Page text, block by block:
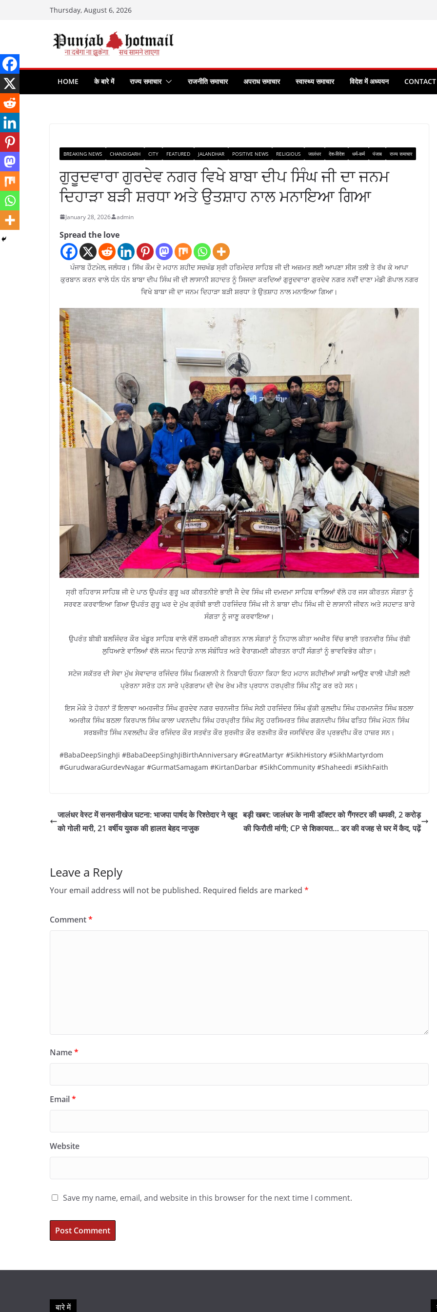
Thursday, August 6, 2026
HOME के बारे में राज्य समाचार राजनीति समाचार अपराध समाचार स्वास्थ्य समाचार विदेश में अध्ययन CONTACT
BREAKING NEWS CHANDIGARH CITY FEATURED JALANDHAR POSITIVE NEWS RELIGIOUS जालंधर देश-विदेश धर्म-कर्म पंजाब राज्य समाचार
ਗੁਰੂਦਵਾਰਾ ਗੁਰਦੇਵ ਨਗਰ ਵਿਖੇ ਬਾਬਾ ਦੀਪ ਸਿੰਘ ਜੀ ਦਾ ਜਨਮ
ਦਿਹਾੜਾ ਬੜੀ ਸ਼ਰਧਾ ਅਤੇ ਉਤਸ਼ਾਹ ਨਾਲ ਮਨਾਇਆ ਗਿਆ
January 28, 2026 admin
Spread the love
ਪੰਜਾਬ ਹੌਟਮੇਲ, ਜਲੰਧਰ। ਸਿੱਖ ਕੌਮ ਦੇ ਮਹਾਨ ਸ਼ਹੀਦ ਸਚਖੰਡ ਸ੍ਰੀ ਹਰਿਮੰਦਰ ਸਾਹਿਬ ਜੀ ਦੀ ਅਜ਼ਮਤ ਲਈ ਆਪਣਾ ਸੀਸ ਤਲੀ ਤੇ ਰੱਖ ਕੇ ਆਪਾ
ਕੁਰਬਾਨ ਕਰਨ ਵਾਲੇ ਧੰਨ ਧੰਨ ਬਾਬਾ ਦੀਪ ਸਿੰਘ ਜੀ ਦੀ ਲਾਸਾਨੀ ਸ਼ਹਾਦਤ ਨੂੰ ਸਿਜਦਾ ਕਰਦਿਆਂ ਗੁਰੂਦਵਾਰਾ ਗੁਰਦੇਵ ਨਗਰ ਨਵੀਂ ਦਾਣਾ ਮੰਡੀ ਗੋਪਾਲ ਨਗਰ
ਵਿਖੇ ਬਾਬਾ ਜੀ ਦਾ ਜਨਮ ਦਿਹਾੜਾ ਬੜੀ ਸ਼ਰਧਾ ਤੇ ਉਤਸ਼ਾਹ ਨਾਲ ਮਨਾਇਆ ਗਿਆ।
ਸ੍ਰੀ ਰਹਿਰਾਸ ਸਾਹਿਬ ਜੀ ਦੇ ਪਾਠ ਉਪਰੰਤ ਗੁਰੂ ਘਰ ਕੀਰਤਨੀਏ ਭਾਈ ਜੈ ਦੇਵ ਸਿੰਘ ਜੀ ਦਮਦਮਾ ਸਾਹਿਬ ਵਾਲਿਆਂ ਵੱਲੋ ਹਰ ਜਸ ਕੀਰਤਨ ਸੰਗਤਾ ਨੂੰ
ਸਰਵਣ ਕਰਵਾਇਆ ਗਿਆ ਉਪਰੰਤ ਗੁਰੂ ਘਰ ਦੇ ਮੁੱਖ ਗ੍ਰੰਥੀ ਭਾਈ ਹਰਜਿੰਦਰ ਸਿੰਘ ਜੀ ਨੇ ਬਾਬਾ ਦੀਪ ਸਿੰਘ ਜੀ ਦੇ ਲਾਸਾਨੀ ਜੀਵਨ ਅਤੇ ਸਹਦਾਤ ਬਾਰੇ
ਸੰਗਤਾ ਨੂੰ ਜਾਣੂ ਕਰਵਾਇਆ।
ਉਪਰੰਤ ਬੀਬੀ ਬਲਜਿੰਦਰ ਕੌਰ ਖੰਡੂਰ ਸਾਹਿਬ ਵਾਲੇ ਵੱਲੋਂ ਰਸਮਈ ਕੀਰਤਨ ਨਾਲ ਸੰਗਤਾਂ ਨੂੰ ਨਿਹਾਲ ਕੀਤਾ ਅਖੀਰ ਵਿੱਚ ਭਾਈ ਤਰਨਵੀਰ ਸਿੰਘ ਰੱਬੀ
ਲੁਧਿਆਣੇ ਵਾਲਿਆਂ ਵੱਲੋ ਜਨਮ ਦਿਹਾੜੇ ਨਾਲ ਸੰਬੰਧਿਤ ਅਤੇ ਵੈਰਾਗਮਈ ਕੀਰਤਨ ਰਾਹੀਂ ਸੰਗਤਾਂ ਨੂੰ ਭਾਵਵਿਭੋਰ ਕੀਤਾ।
ਸਟੇਜ ਸਕੱਤਰ ਦੀ ਸੇਵਾ ਮੁੱਖ ਸੇਵਾਦਾਰ ਰਜਿੰਦਰ ਸਿੰਘ ਮਿਗਲਾਨੀ ਨੇ ਨਿਬਾਹੀ ਓਹਨਾ ਕਿਹਾ ਇਹ ਮਹਾਨ ਸ਼ਹੀਦੀਆਂ ਸਾਡੀ ਆਉਣ ਵਾਲੀ ਪੀੜੀ ਲਈ
ਪ੍ਰੇਰਨਾ ਸਰੋਤ ਹਨ ਸਾਰੇ ਪ੍ਰੋਗਰਾਮ ਦੀ ਦੇਖ ਰੇਖ ਮੀਤ ਪ੍ਰਧਾਨ ਹਰਪ੍ਰੀਤ ਸਿੰਘ ਨੀਟੂ ਕਰ ਰਹੇ ਸਨ।
ਇਸ ਮੌਕੇ ਤੇ ਹੋਰਨਾਂ ਤੋਂ ਇਲਾਵਾ ਅਮਰਜੀਤ ਸਿੰਘ ਗੁਰਦੇਵ ਨਗਰ ਚਰਨਜੀਤ ਸਿੰਘ ਸੇਠੀ ਹਰਜਿੰਦਰ ਸਿੰਘ ਕੁੱਕੀ ਕੁਲਦੀਪ ਸਿੰਘ ਹਰਮਨਜੋਤ ਸਿੰਘ ਬਠਲਾ
ਅਮਰੀਕ ਸਿੰਘ ਬਠਲਾ ਕਿਰਪਾਲ ਸਿੰਘ ਕਾਲਾ ਪਵਨਦੀਪ ਸਿੰਘ ਹਰਪ੍ਰੀਤ ਸਿੰਘ ਸੋਨੂ ਹਰਸਿਮਰਤ ਸਿੰਘ ਗਗਨਦੀਪ ਸਿੰਘ ਫਤਿਹ ਸਿੰਘ ਮੋਹਨ ਸਿੰਘ
ਸਰਬਜੀਤ ਸਿੰਘ ਨਵਲਦੀਪ ਕੌਰ ਰਜਿੰਦਰ ਕੌਰ ਸਤਵੰਤ ਕੌਰ ਸੁਰਜੀਤ ਕੌਰ ਰਣਜੀਤ ਕੌਰ ਜਸਵਿੰਦਰ ਕੌਰ ਪ੍ਰਭਦੀਪ ਕੌਰ ਹਾਜ਼ਰ ਸਨ।
#BabaDeepSinghJi #BabaDeepSinghJiBirthAnniversary #GreatMartyr #SikhHistory #SikhMartyrdom
#GurudwaraGurdevNagar #GurmatSamagam #KirtanDarbar #SikhCommunity #Shaheedi #SikhFaith
जालंधर वेस्ट में सनसनीखेज घटना: भाजपा पार्षद के रिश्तेदार ने खुद
को गोली मारी, 21 वर्षीय युवक की हालत बेहद नाजुक
बड़ी खबर: जालंधर के नामी डॉक्टर को गैंगस्टर की धमकी, 2 करोड़
की फिरौती मांगी; CP से शिकायत… डर की वजह से घर में कैद, पढ़ें
Leave a Reply
Your email address will not be published. Required fields are marked *
Comment*
Name*
Email*
Website
Save my name, email, and website in this browser for the next time I comment.
बारे में